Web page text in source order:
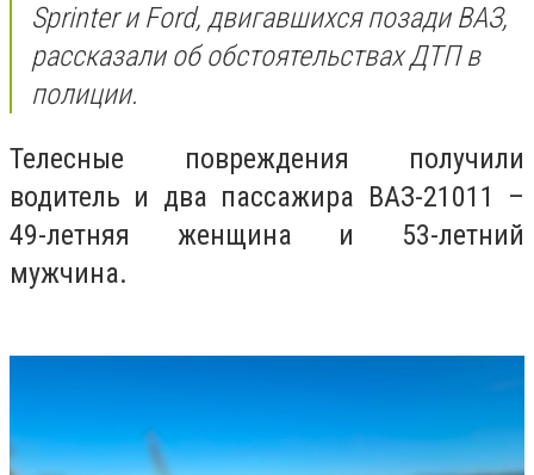
Sprinter и Ford, двигавшихся позади ВАЗ,
рассказали об обстоятельствах ДТП в
полиции.
Телесные повреждения получили
водитель и два пассажира ВАЗ-21011 –
49-летняя женщина и 53-летний
мужчина.